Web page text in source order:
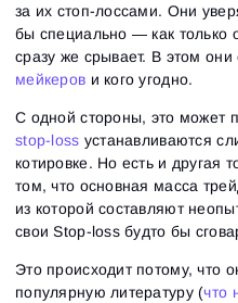
за их стоп-лоссами. Они
бы специально — как только
сразу же срывает. В этом
мейкеров и кого угодно.
С одной стороны, это может
stop-loss устанавливаются
котировке. Но есть и другая
том, что основная масса
из которой составляют
свои Stop-loss будто бы
Это происходит потому, что
популярную литературу (что